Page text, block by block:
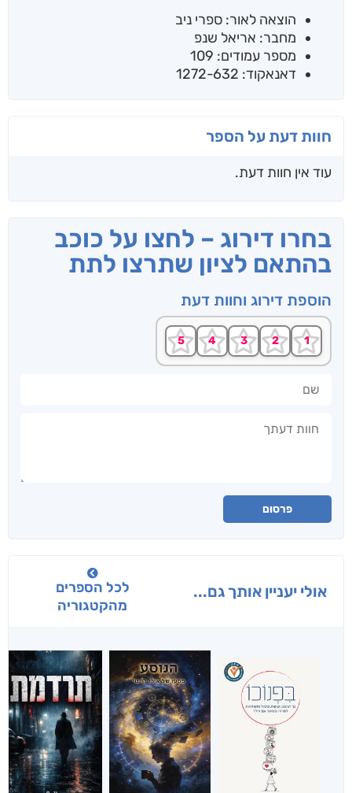
הוצאה לאור: ספרי ניב
מחבר: אריאל שנפ
מספר עמודים: 109
דאנאקוד: 1272-632
חוות דעת על הספר
עוד אין חוות דעת.
בחרו דירוג – לחצו על כוכב
בהתאם לציון שתרצו לתת
הוספת דירוג וחוות דעת
פרסום
אולי יעניין אותך גם...
לכל הספרים
מהקטגוריה